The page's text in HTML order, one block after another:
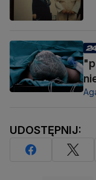
UDOSTĘPNIJ: